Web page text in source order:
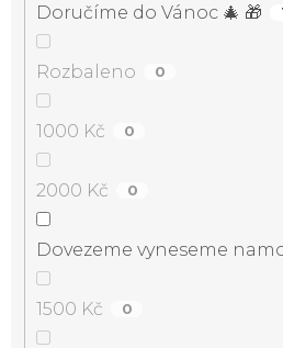
Doručíme do Vánoc 🎄 🎁
Rozbaleno 0
1000 Kč 0
2000 Kč 0
Dovezeme vyneseme
1500 Kč 0